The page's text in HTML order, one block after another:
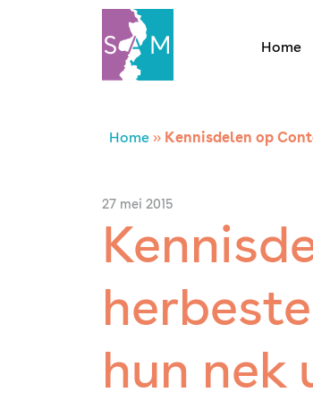
Home
Home
Contact
SAM Limburg
Actueel
Overheid
Home » Kennisdelen op
27 mei 2015
hun nek